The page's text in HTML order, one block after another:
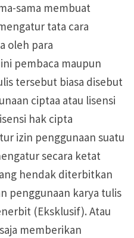
sama membuat
tata cara
oleh para
pembaca maupun
tersebut biasa disebut
ciptaa atau lisensi
hak cipta
izin penggunaan suatu
secara ketat
hendak diterbitkan
penggunaan karya tulis
(Eksklusif). Atau
memberikan